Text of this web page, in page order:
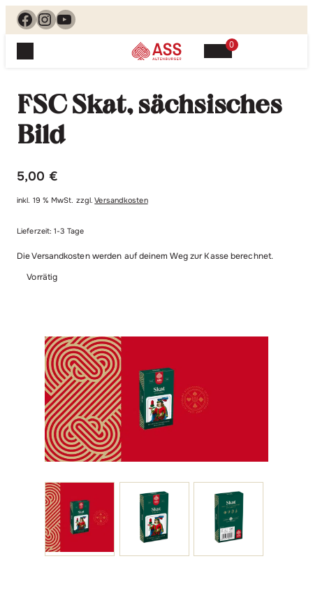
Facebook
Instagram
YouTube
0
Spielkarten
Themenwelten
Klassische Spiele
Lernspiele
Blog
Feedback
Anfrage
Kataloge
Shop
Shopübersicht
Merchandise
Suchen, finden, spielen. Jetzt & hier.
Suchen
nach:
FSC Skat, sächsisches
Bild
5,00 €
inkl. 19 % MwSt. zzgl.Versandkosten
Lieferzeit:1-3 Tage
Die Versandkosten werden auf deinem Weg zur Kasse berechnet.
Vorrätig